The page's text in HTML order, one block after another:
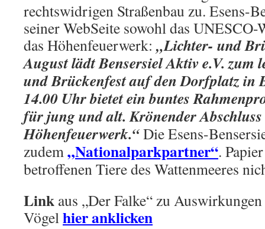
rechtswidrigen Straßenbau zu. Esens-
seiner WebSeite sowohl das UNESCO-
das Höhenfeuerwerk:„Lichter- und
August lädt Bensersiel Aktiv e.V. zum
und Brückenfest auf den Dorfplatz in
14.00 Uhr bietet ein buntes
für jung und alt. Krönender
Höhenfeuerwerk.“Die Esens-
zudem„Nationalparkpartner“.
betroffenen Tiere des Wattenmeeres
Link aus „Der Falke“ zu
Vögelhier anklicken